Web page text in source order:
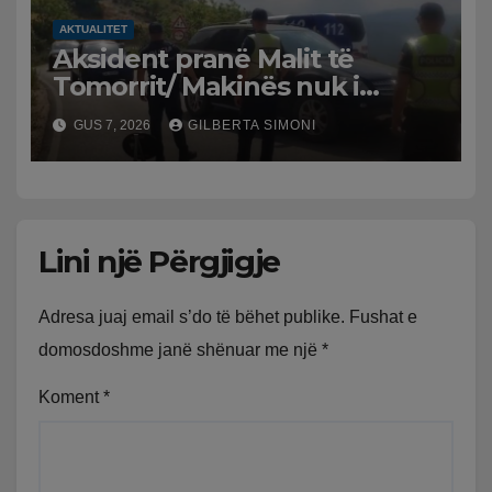
AKTUALITET
Aksident pranë Malit të
Tomorrit/ Makinës nuk i
punuan frenat dhe doli nga
rruga, plagosen 7 persona, dy
në gjendje të rëndë te
GUS 7, 2026 GILBERTA SIMONI
Lini një Përgjigje
Adresa juaj email s’do të bëhet publike. Fushat e
domosdoshme janë shënuar me një *
Koment *